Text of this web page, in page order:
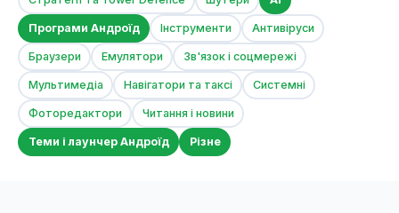
Програми Андроїд Інструменти Антивіруси
Браузери Емулятори Зв'язок і соцмережі
Мультимедіа Навігатори та таксі Системні
Фоторедактори Читання і новини
Теми і лаунчер Андроїд Різне